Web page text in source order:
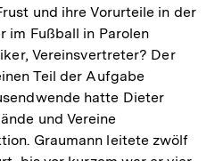
und ihre Vorurteile in der
im Fußball in Parolen
Vereinsvertreter? Der
Teil der Aufgabe
hatte Dieter
und Vereine
Graumann leitete zwölf